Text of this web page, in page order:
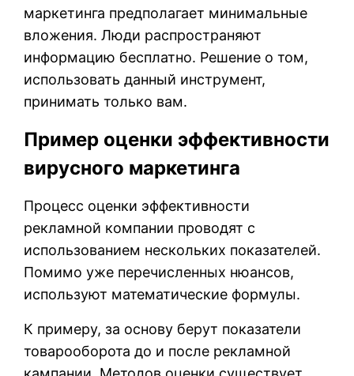
маркетинга предполагает минимальные
вложения. Люди распространяют
информацию бесплатно. Решение о том,
использовать данный инструмент,
принимать только вам.
Пример оценки эффективности
вирусного маркетинга
Процесс оценки эффективности
рекламной компании проводят с
использованием нескольких показателей.
Помимо уже перечисленных нюансов,
используют математические формулы.
К примеру, за основу берут показатели
товарооборота до и после рекламной